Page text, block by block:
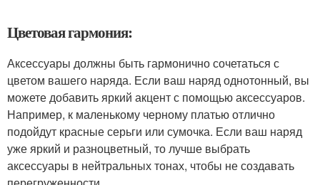
Цветовая гармония:
Аксессуары должны быть гармонично сочетаться с
цветом вашего наряда. Если ваш наряд однотонный, вы
можете добавить яркий акцент с помощью аксессуаров.
Например, к маленькому черному платью отлично
подойдут красные серьги или сумочка. Если ваш наряд
уже яркий и разноцветный, то лучше выбрать
аксессуары в нейтральных тонах, чтобы не создавать